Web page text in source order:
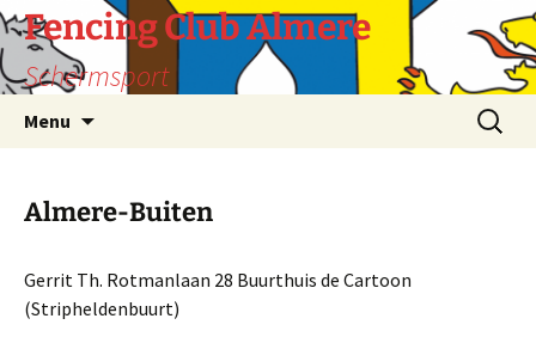
Fencing Club Almere
Schermsport
Menu
Zoeken
naar:
Almere-Buiten
Gerrit Th. Rotmanlaan 28 Buurthuis de Cartoon
(Stripheldenbuurt)